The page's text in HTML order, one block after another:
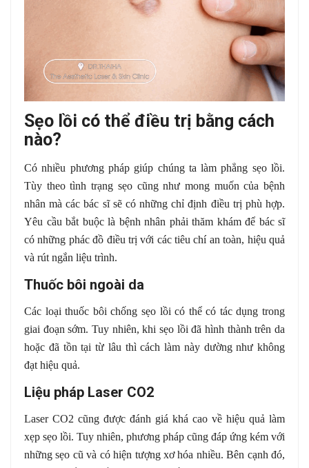
Sẹo lồi có thể điều trị bằng cách
nào?
Có nhiều phương pháp giúp chúng ta làm phẳng sẹo lồi.
Tùy theo tình trạng sẹo cũng như mong muốn của bệnh
nhân mà các bác sĩ sẽ có những chỉ định điều trị phù hợp.
Yêu cầu bắt buộc là bệnh nhân phải thăm khám để bác sĩ
có những phác đồ điều trị với các tiêu chí an toàn, hiệu quả
và rút ngắn liệu trình.
Thuốc bôi ngoài da
Các loại thuốc bôi chống sẹo lồi có thể có tác dụng trong
giai đoạn sớm. Tuy nhiên, khi sẹo lồi đã hình thành trên da
hoặc đã tồn tại từ lâu thì cách làm này dường như không
đạt hiệu quả.
Liệu pháp Laser CO2
Laser CO2 cũng được đánh giá khá cao về hiệu quả làm
xẹp sẹo lồi. Tuy nhiên, phương pháp cũng đáp ứng kém với
những sẹo cũ và có hiện tượng xơ hóa nhiều. Bên cạnh đó,